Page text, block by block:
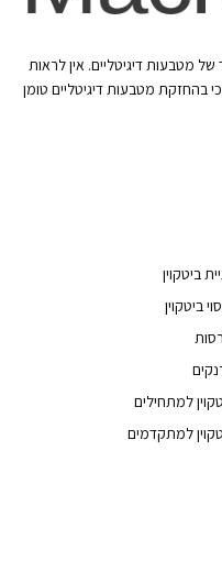
מטבעות דיגיטליים. אין לראות
מטבעות דיגיטליים טומן
ביטקוין
ביטקוין
למתחילים
למתקדמים